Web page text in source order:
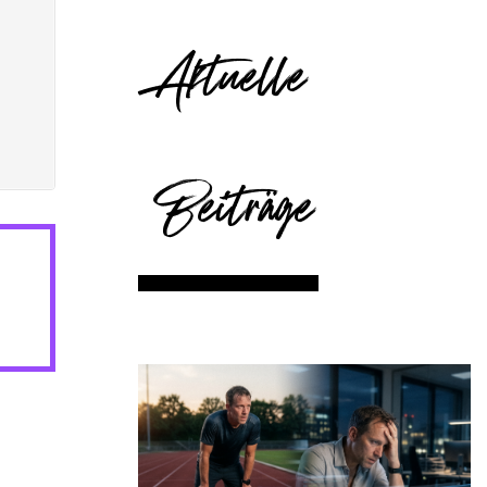
Aktuelle
Beiträge